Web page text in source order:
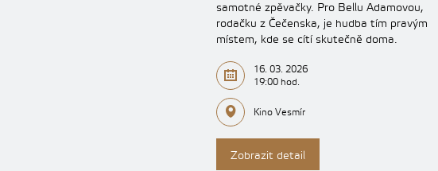
samotné zpěvačky. Pro Bellu Adamovou,
rodačku z Čečenska, je hudba tím pravým
místem, kde se cítí skutečně doma.
16. 03. 2026
19:00 hod.
Kino Vesmír
Zobrazit detail